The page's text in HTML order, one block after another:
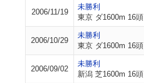
2006/11/19
未勝利
東京 ダ1600m 16頭
2006/10/29
未勝利
東京 ダ1600m 16頭
2006/09/02
未勝利
新潟 芝1600m 16頭